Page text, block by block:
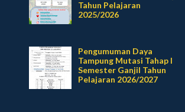
Tahun Pelajaran
2025/2026
Pengumuman Daya
Tampung Mutasi Tahap I
Semester Ganjil Tahun
Pelajaran 2026/2027